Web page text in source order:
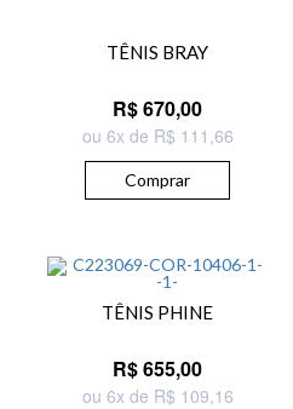
TÊNIS BRAY
R$ 670,00
ou 6x de R$ 111,66
Comprar
TÊNIS PHINE
R$ 655,00
ou 6x de R$ 109,16